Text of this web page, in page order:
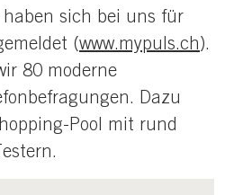
sich bei uns für
(www.mypuls.ch).
80 moderne
Dazu
Pool mit rund